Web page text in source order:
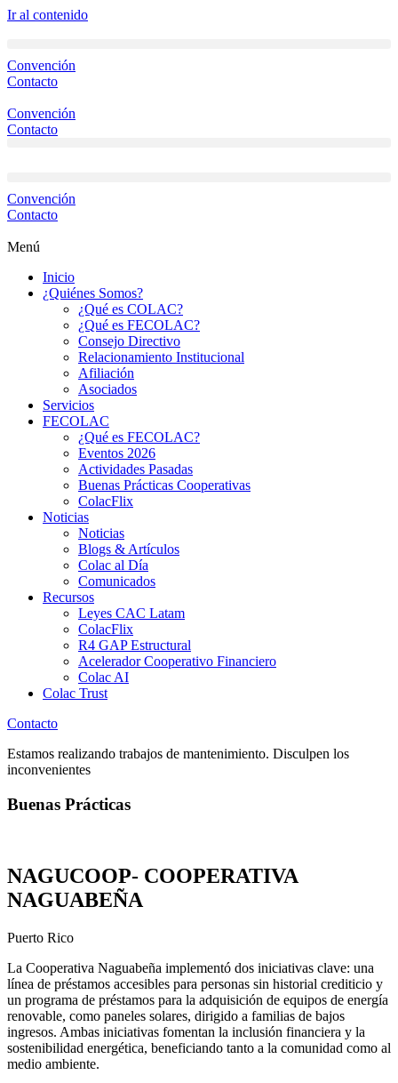
Ir al contenido
Convención
Contacto
Convención
Contacto
Convención
Contacto
Menú
Inicio
¿Quiénes Somos?
¿Qué es COLAC?
¿Qué es FECOLAC?
Consejo Directivo
Relacionamiento Institucional
Afiliación
Asociados
Servicios
FECOLAC
¿Qué es FECOLAC?
Eventos 2026
Actividades Pasadas
Buenas Prácticas Cooperativas
ColacFlix
Noticias
Noticias
Blogs & Artículos
Colac al Día
Comunicados
Recursos
Leyes CAC Latam
ColacFlix
R4 GAP Estructural
Acelerador Cooperativo Financiero
Colac AI
Colac Trust
Contacto
Estamos realizando trabajos de mantenimiento. Disculpen los
inconvenientes
Buenas Prácticas
NAGUCOOP- COOPERATIVA
NAGUABEÑA
Puerto Rico
La Cooperativa Naguabeña implementó dos iniciativas clave: una
línea de préstamos accesibles para personas sin historial crediticio y
un programa de préstamos para la adquisición de equipos de energía
renovable, como paneles solares, dirigido a familias de bajos
ingresos. Ambas iniciativas fomentan la inclusión financiera y la
sostenibilidad energética, beneficiando tanto a la comunidad como al
medio ambiente.